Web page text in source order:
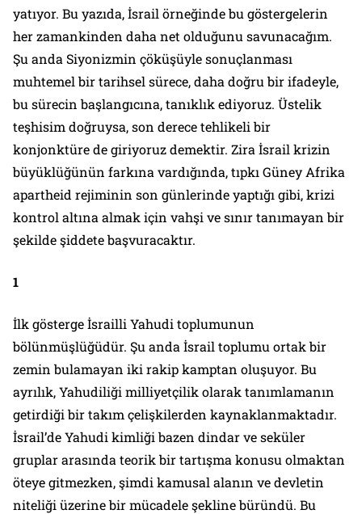
yatıyor. Bu yazıda, İsrail örneğinde bu göstergelerin
her zamankinden daha net olduğunu savunacağım.
Şu anda Siyonizmin çöküşüyle sonuçlanması
muhtemel bir tarihsel sürece, daha doğru bir ifadeyle,
bu sürecin başlangıcına, tanıklık ediyoruz. Üstelik
teşhisim doğruysa, son derece tehlikeli bir
konjonktüre de giriyoruz demektir. Zira İsrail krizin
büyüklüğünün farkına vardığında, tıpkı Güney Afrika
apartheid rejiminin son günlerinde yaptığı gibi, krizi
kontrol altına almak için vahşi ve sınır tanımayan bir
şekilde şiddete başvuracaktır.
1
İlk gösterge İsrailli Yahudi toplumunun
bölünmüşlüğüdür. Şu anda İsrail toplumu ortak bir
zemin bulamayan iki rakip kamptan oluşuyor. Bu
ayrılık, Yahudiliği milliyetçilik olarak tanımlamanın
getirdiği bir takım çelişkilerden kaynaklanmaktadır.
İsrail’de Yahudi kimliği bazen dindar ve seküler
gruplar arasında teorik bir tartışma konusu olmaktan
öteye gitmezken, şimdi kamusal alanın ve devletin
niteliği üzerine bir mücadele şekline büründü. Bu